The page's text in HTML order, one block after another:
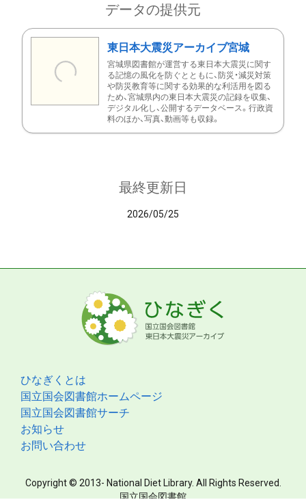
データの提供元
東日本大震災アーカイブ宮城
宮城県図書館が運営する東日本大震災に関す
る記憶の風化を防ぐとともに、防災・減災対策
や防災教育等に関する効果的な利活用を図る
ため、宮城県内の東日本大震災の記録を収集、
デジタル化し、公開するデータベース。行政資
料のほか、写真、動画等も収録。
最終更新日
2026/05/25
ひなぎくとは
国立国会図書館ホームページ
国立国会図書館サーチ
お知らせ
お問い合わせ
Copyright © 2013- National Diet Library. All Rights Reserved.